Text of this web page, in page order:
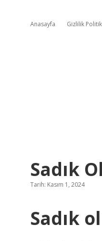
Anasayfa Gizlilik
Sadık
Tarih: Kasım 1, 2024
Sadık